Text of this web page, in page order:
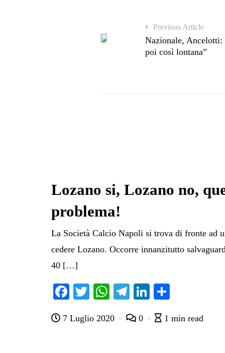
Previous Article
Nazionale, Ancelotti:
poi così lontana”
Lozano si, Lozano no,
problema!
La Società Calcio Napoli si trova di fronte ad
cedere Lozano. Occorre innanzitutto
40 […]
Fa
bo
T
tte
W
ts
Te
gr
Li
ed di
7 Luglio 2020 0 1 min read